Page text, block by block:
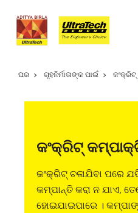
ଘର ଗୃହନିର୍ମାତାଙ୍କ ପାଇଁ
କଂକ୍ରିଟ୍‌
କଂକ୍ରିଟ୍ ଚଳାଯିବା ପରେ
କମ୍ପାନ୍ତି କରା ନ ଯାଏ,
ହୋଇଯାଇପାରେ ।